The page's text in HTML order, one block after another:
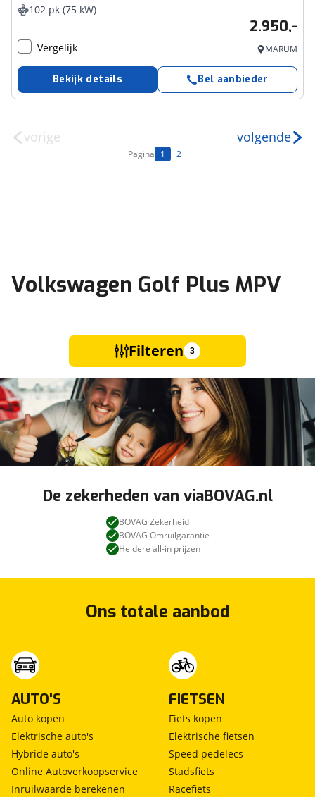
102 pk (75 kW)
2.950,-
Vergelijk MARUM
Bekijk details Bel aanbieder
vorige
Pagina 1 2
volgende
Volkswagen Golf Plus MPV
Filteren 3
De zekerheden van viaBOVAG.nl
BOVAG Zekerheid
BOVAG Omruilgarantie
Heldere all-in prijzen
Ons totale aanbod
AUTO'S
Auto kopen
Elektrische auto's
Hybride auto's
Online Autoverkoopservice
Inruilwaarde berekenen
FIETSEN
Fiets kopen
Elektrische fietsen
Speed pedelecs
Stadsfiets
Racefiets